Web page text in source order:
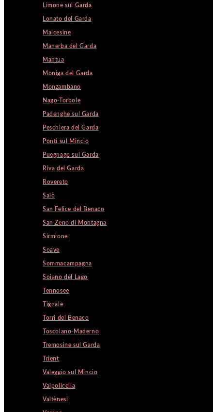
Limone sul Garda
Lonato del Garda
Malcesine
Manerba del Garda
Mantua
Moniga del Garda
Monzambano
Nago-Torbole
Padenghe sul Garda
Peschiera del Garda
Ponti sul Mincio
Puegnago sul Garda
Riva del Garda
Rovereto
Salò
San Felice del Benaco
San Zeno di Montagna
Sirmione
Soave
Sommacampagna
Soiano del Lago
Tennosee
Tignale
Torri del Benaco
Toscolano-Maderno
Tremosine sul Garda
Trient
Valeggio sul Mincio
Valpolicella
Valtènesi